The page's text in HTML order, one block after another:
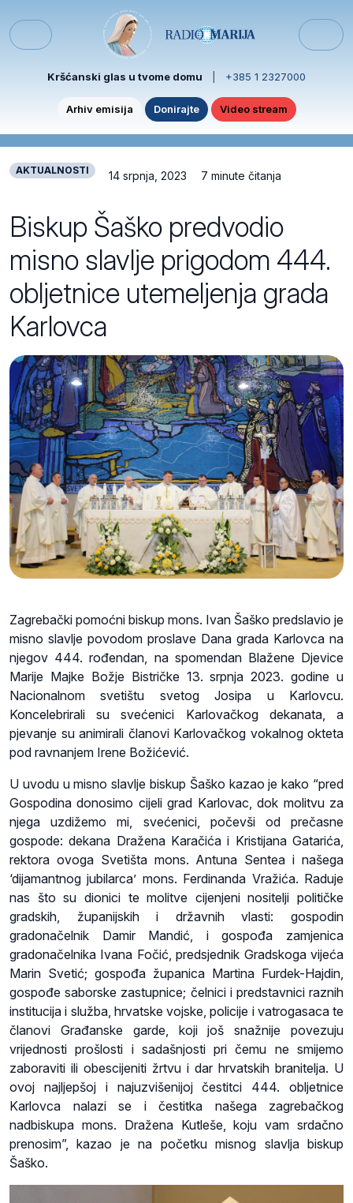
Menu
Kršćanski glas u tvome domu +385 1 2327000
Arhiv emisija Donirajte Video stream
AKTUALNOSTI 14 srpnja, 2023 7 minute čitanja
Biskup Šaško predvodio
misno slavlje prigodom 444.
obljetnice utemeljenja grada
Karlovca
Zagrebački pomoćni biskup mons. Ivan Šaško predslavio je
misno slavlje povodom proslave Dana grada Karlovca na
njegov 444. rođendan, na spomendan Blažene Djevice
Marije Majke Božje Bistričke 13. srpnja 2023. godine u
Nacionalnom svetištu svetog Josipa u Karlovcu.
Koncelebrirali su svećenici Karlovačkog dekanata, a
pjevanje su animirali članovi Karlovačkog vokalnog okteta
pod ravnanjem Irene Božićević.
U uvodu u misno slavlje biskup Šaško kazao je kako “pred
Gospodina donosimo cijeli grad Karlovac, dok molitvu za
njega uzdižemo mi, svećenici, počevši od prečasne
gospode: dekana Dražena Karačića i Kristijana Gatarića,
rektora ovoga Svetišta mons. Antuna Sentea i našega
‘dijamantnog jubilarca’ mons. Ferdinanda Vražića. Raduje
nas što su dionici te molitve cijenjeni nositelji političke
gradskih, županijskih i državnih vlasti: gospodin
gradonačelnik Damir Mandić, i gospođa zamjenica
gradonačelnika Ivana Fočić, predsjednik Gradskoga vijeća
Marin Svetić; gospođa županica Martina Furdek-Hajdin,
gospođe saborske zastupnice; čelnici i predstavnici raznih
institucija i služba, hrvatske vojske, policije i vatrogasaca te
članovi Građanske garde, koji još snažnije povezuju
vrijednosti prošlosti i sadašnjosti pri čemu ne smijemo
zaboraviti ili obescijeniti žrtvu i dar hrvatskih branitelja. U
ovoj najljepšoj i najuzvišenijoj čestitci 444. obljetnice
Karlovca nalazi se i čestitka našega zagrebačkog
nadbiskupa mons. Dražena Kutleše, koju vam srdačno
prenosim”, kazao je na početku misnog slavlja biskup
Šaško.